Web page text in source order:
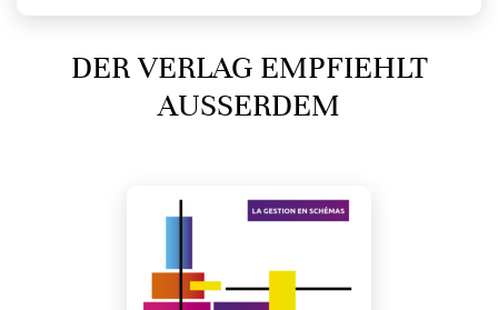
DER VERLAG EMPFIEHLT
AUSSERDEM